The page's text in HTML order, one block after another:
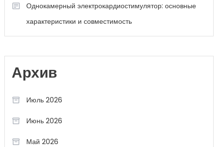
Однокамерный электрокардиостимулятор: основные
характеристики и совместимость
Архив
Июль 2026
Июнь 2026
Май 2026